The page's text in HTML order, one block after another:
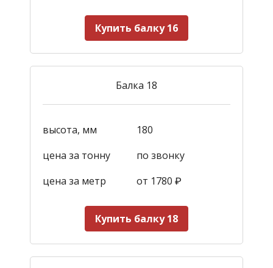
Купить балку 16
Балка 18
высота, мм
180
цена за тонну
по звонку
цена за метр
от 1780 ₽
Купить балку 18